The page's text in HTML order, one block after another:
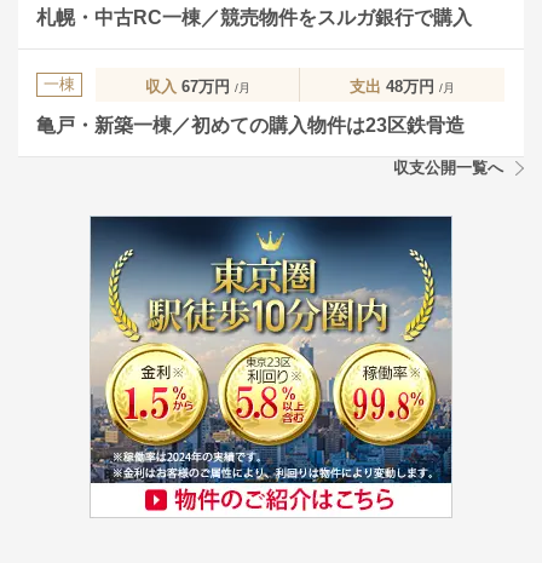
札幌・中古RC一棟／競売物件をスルガ銀行で購入
一棟 収入 67万円 /月 支出 48万円 /月
亀戸・新築一棟／初めての購入物件は23区鉄骨造
収支公開一覧へ